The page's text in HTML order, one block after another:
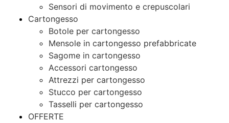
Sensori di movimento e crepuscolari
Cartongesso
Botole per cartongesso
Mensole in cartongesso prefabbricate
Sagome in cartongesso
Accessori cartongesso
Attrezzi per cartongesso
Stucco per cartongesso
Tasselli per cartongesso
OFFERTE